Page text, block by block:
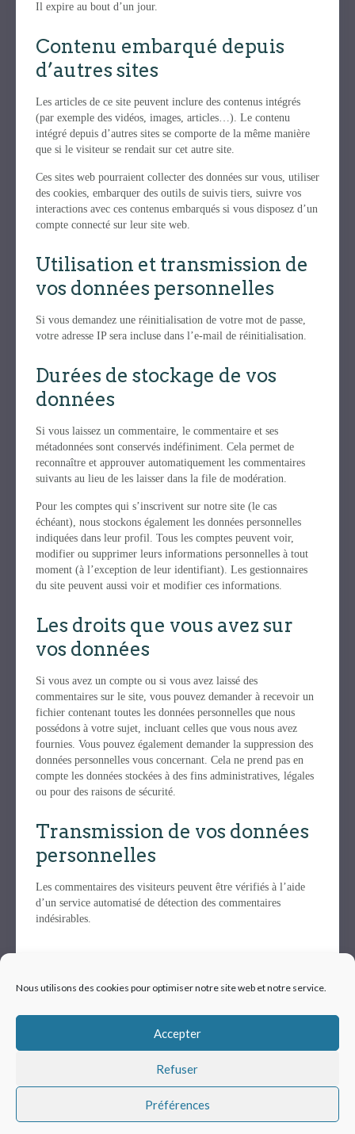
Nous utilisons des cookies pour optimiser notre site web et notre service.
Accepter
Refuser
Préférences
Il expire au bout d’un jour.
Contenu embarqué depuis
d’autres sites
Les articles de ce site peuvent inclure des contenus intégrés
(par exemple des vidéos, images, articles…). Le contenu
intégré depuis d’autres sites se comporte de la même manière
que si le visiteur se rendait sur cet autre site.
Ces sites web pourraient collecter des données sur vous, utiliser
des cookies, embarquer des outils de suivis tiers, suivre vos
interactions avec ces contenus embarqués si vous disposez d’un
compte connecté sur leur site web.
Utilisation et transmission de
vos données personnelles
Si vous demandez une réinitialisation de votre mot de passe,
votre adresse IP sera incluse dans l’e-mail de réinitialisation.
Durées de stockage de vos
données
Si vous laissez un commentaire, le commentaire et ses
métadonnées sont conservés indéfiniment. Cela permet de
reconnaître et approuver automatiquement les commentaires
suivants au lieu de les laisser dans la file de modération.
Pour les comptes qui s’inscrivent sur notre site (le cas
échéant), nous stockons également les données personnelles
indiquées dans leur profil. Tous les comptes peuvent voir,
modifier ou supprimer leurs informations personnelles à tout
moment (à l’exception de leur identifiant). Les gestionnaires
du site peuvent aussi voir et modifier ces informations.
Les droits que vous avez sur
vos données
Si vous avez un compte ou si vous avez laissé des
commentaires sur le site, vous pouvez demander à recevoir un
fichier contenant toutes les données personnelles que nous
possédons à votre sujet, incluant celles que vous nous avez
fournies. Vous pouvez également demander la suppression des
données personnelles vous concernant. Cela ne prend pas en
compte les données stockées à des fins administratives, légales
ou pour des raisons de sécurité.
Transmission de vos données
personnelles
Les commentaires des visiteurs peuvent être vérifiés à l’aide
d’un service automatisé de détection des commentaires
indésirables.
© VETUP - Logiciel vétérinaire